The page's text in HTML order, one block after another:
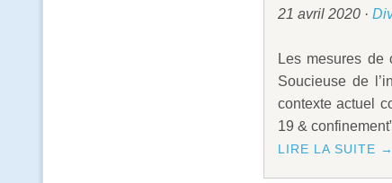
21 avril 2020 ·
Les mesures de
Soucieuse de
contexte actuel
19 &
LIRE LA SUITE →